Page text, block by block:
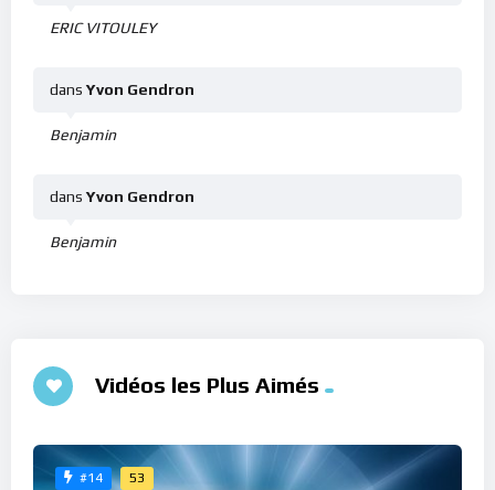
ERIC VITOULEY
Benjamin
dans Yvon Gendron
Benjamin
dans Yvon Gendron
Vidéos les Plus Aimés
#14 53